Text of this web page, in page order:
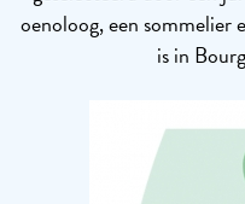
oenoloog, een sommelier
is in